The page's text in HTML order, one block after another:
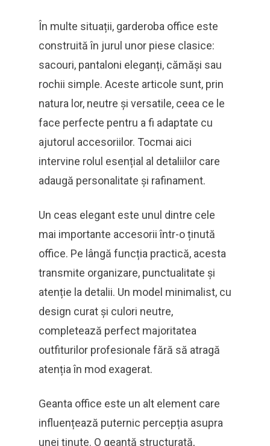
În multe situații, garderoba office este
construită în jurul unor piese clasice:
sacouri, pantaloni eleganți, cămăși sau
rochii simple. Aceste articole sunt, prin
natura lor, neutre și versatile, ceea ce le
face perfecte pentru a fi adaptate cu
ajutorul accesoriilor. Tocmai aici
intervine rolul esențial al detaliilor care
adaugă personalitate și rafinament.
Un ceas elegant este unul dintre cele
mai importante accesorii într-o ținută
office. Pe lângă funcția practică, acesta
transmite organizare, punctualitate și
atenție la detalii. Un model minimalist, cu
design curat și culori neutre,
completează perfect majoritatea
outfiturilor profesionale fără să atragă
atenția în mod exagerat.
Geanta office este un alt element care
influențează puternic percepția asupra
unei ținute. O geantă structurată,